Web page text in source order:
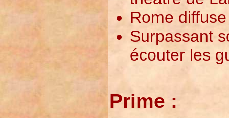
Rome
Surpassant
écouter les
Prime :